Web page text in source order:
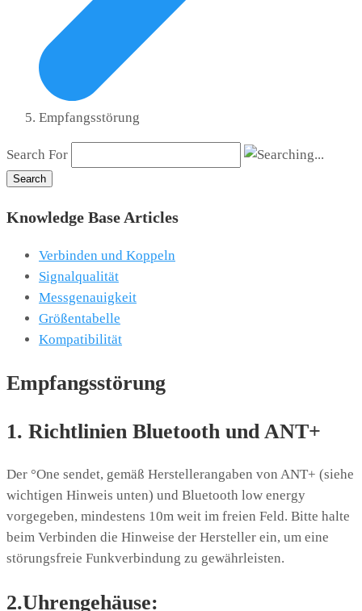
Empfangsstörung
Search For
Search
Knowledge Base Articles
Verbinden und Koppeln
Signalqualität
Messgenauigkeit
Größentabelle
Kompatibilität
Empfangsstörung
1. Richtlinien Bluetooth und ANT+
Der °One sendet, gemäß Herstellerangaben von ANT+ (siehe
wichtigen Hinweis unten) und Bluetooth low energy
vorgegeben, mindestens 10m weit im freien Feld. Bitte halte
beim Verbinden die Hinweise der Hersteller ein, um eine
störungsfreie Funkverbindung zu gewährleisten.
2.Uhrengehäuse: